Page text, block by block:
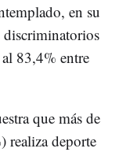
en su
83,4% entre
que más de
realiza deporte